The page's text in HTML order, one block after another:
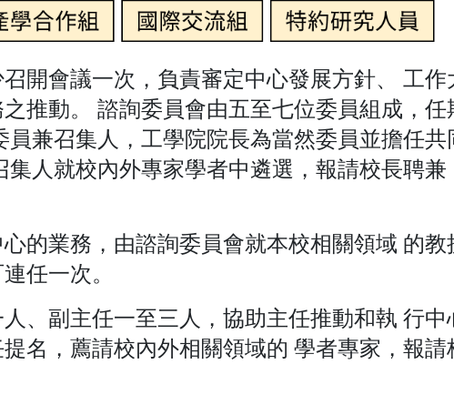
開會議一次，負責審定中心發展方針、 工作
推動。 諮詢委員會由五至七位委員組成，任
兼召集人，工學院院長為當然委員並擔任共
人就校內外專家學者中遴選，報請校長聘兼
的業務，由諮詢委員會就本校相關領域 的教
任一次。
、副主任一至三人，協助主任推動和執 行中
名，薦請校內外相關領域的 學者專家，報請